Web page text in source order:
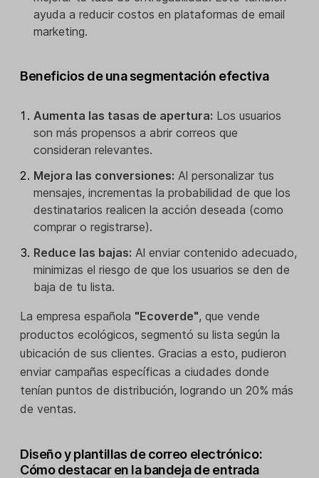
ayuda a reducir costos en plataformas de email
marketing.
Beneficios de una segmentación efectiva
Aumenta las tasas de apertura: Los usuarios
son más propensos a abrir correos que
consideran relevantes.
Mejora las conversiones: Al personalizar tus
mensajes, incrementas la probabilidad de que los
destinatarios realicen la acción deseada (como
comprar o registrarse).
Reduce las bajas: Al enviar contenido adecuado,
minimizas el riesgo de que los usuarios se den de
baja de tu lista.
La empresa española "Ecoverde", que vende
productos ecológicos, segmentó su lista según la
ubicación de sus clientes. Gracias a esto, pudieron
enviar campañas específicas a ciudades donde
tenían puntos de distribución, logrando un 20% más
de ventas.
Diseño y plantillas de correo electrónico:
Cómo destacar en la bandeja de entrada